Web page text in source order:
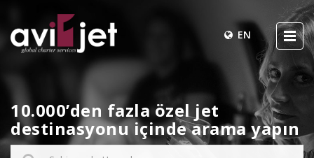
EN
10.000’den fazla özel jet
destinasyonu içinde arama yapın